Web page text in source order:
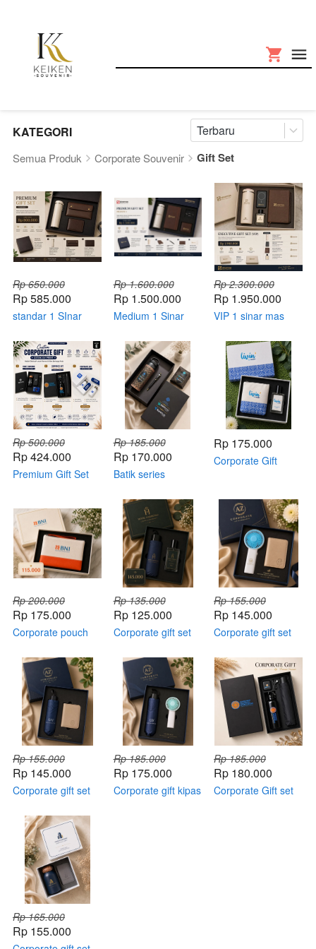
KATEGORI Terbaru
Semua Produk Corporate Souvenir Gift Set
Rp 650.000
Rp 585.000
standar 1 SInar
Rp 1.600.000
Rp 1.500.000
Medium 1 Sinar
Rp 2.300.000
Rp 1.950.000
VIP 1 sinar mas
Rp 500.000
Rp 424.000
Premium Gift Set
Rp 185.000
Rp 170.000
Batik series
Rp 175.000
Corporate Gift
Rp 200.000
Rp 175.000
Corporate pouch
Rp 135.000
Rp 125.000
Corporate gift set
Rp 155.000
Rp 145.000
Corporate gift set
holder
Rp 155.000
Rp 145.000
Corporate gift set
holder
Rp 185.000
Rp 175.000
Corporate gift kipas
Rp 185.000
Rp 180.000
Corporate Gift set
Rp 165.000
Rp 155.000